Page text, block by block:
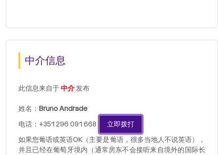
中介信息
此信息来自于中介发布
姓名： Bruno Andrade
电话：+351 296 091 668
立即拨打
如果您葡语或英语OK（主要是葡语，很多当地人不说英语），
并且已经在葡萄牙境内（通常房东不会接听来自境外的国际长